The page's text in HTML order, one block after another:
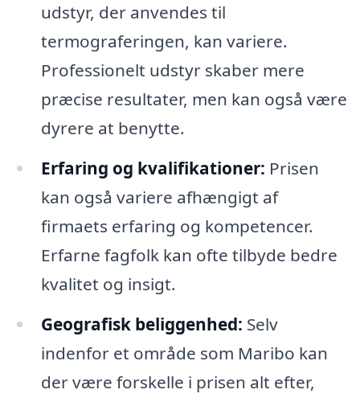
udstyr, der anvendes til
termograferingen, kan variere.
Professionelt udstyr skaber mere
præcise resultater, men kan også være
dyrere at benytte.
Erfaring og kvalifikationer: Prisen
kan også variere afhængigt af
firmaets erfaring og kompetencer.
Erfarne fagfolk kan ofte tilbyde bedre
kvalitet og insigt.
Geografisk beliggenhed: Selv
indenfor et område som Maribo kan
der være forskelle i prisen alt efter,